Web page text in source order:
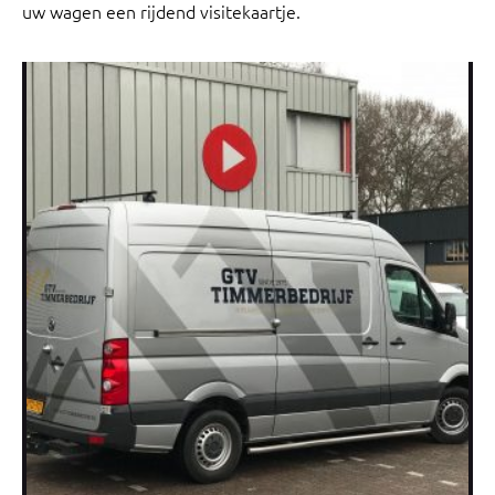
uw wagen een rijdend visitekaartje.